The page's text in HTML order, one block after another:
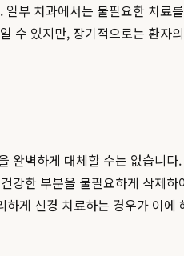
부 치과에서는 불필요한 치료
수 있지만, 장기적으로는 환자
완벽하게 대체할 수는 없습니
강한 부분을 불필요하게 삭제
게 신경 치료하는 경우가 이에